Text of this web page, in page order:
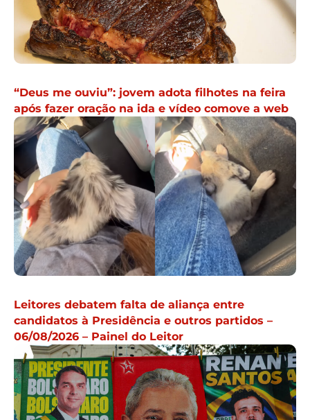
“Deus me ouviu”: jovem adota filhotes na feira
após fazer oração na ida e vídeo comove a web
Leitores debatem falta de aliança entre
candidatos à Presidência e outros partidos –
06/08/2026 – Painel do Leitor